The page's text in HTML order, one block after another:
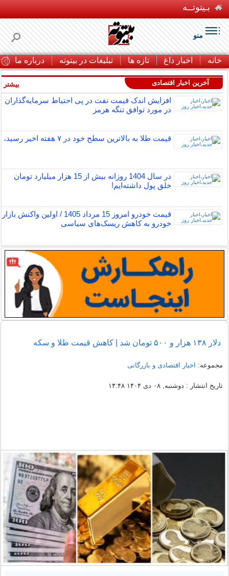
بـیتوتــه
منو
خانه اخبار داغ تازه ها تبلیغات در بیتوته درباره ما
آخرین اخبار اقتصادی
افزایش اندک قیمت نفت در پی احتیاط سرمایه‌گذاران
در مورد توافق تنگه هرمز
قیمت طلا به بالاترین سطح خود در ۷ هفته اخیر رسید،
در سال 1404 روزانه بیش از 15 هزار میلیارد تومان
خلق پول داشته‌ایم!
قیمت خودرو امروز 15 مرداد 1405 / اولین واکنش بازار
خودرو به کاهش ریسک‌های سیاسی
بیشتر
دلار ۱۳۸ هزار و ۵۰۰ تومان شد | کاهش قیمت طلا و سکه
مجموعه: اخبار اقتصادی و بازرگانی
تاریخ انتشار : دوشنبه, ۰۸ دی ۱۴۰۴ ۱۴:۴۸